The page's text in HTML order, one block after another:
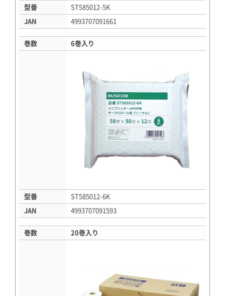
型番 ST585012-5K
JAN 4993707091661
巻数 6巻入り
型番 ST585012-6K
JAN 4993707091593
巻数 20巻入り